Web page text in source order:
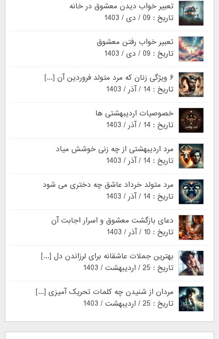
تعبیر خواب دیدن معشوق در خانه
تاریخ : 09 / دی / 1403
تعبیر خواب رفتن معشوق
تاریخ : 09 / دی / 1403
۶ ویژگی زنان که مرد متولد فروردین آن [...]
تاریخ : 14 / آذر / 1403
خصوصیات اردیبهشتی ها
تاریخ : 14 / آذر / 1403
مرد اردیبهشتی از چه زنی خوشش میاد
تاریخ : 14 / آذر / 1403
مرد متولد خرداد عاشق چه دختری می شود
تاریخ : 14 / آذر / 1403
دعای بازگشت معشوق و اسرار اجابت آن
تاریخ : 10 / آذر / 1403
بهترین جملات عاشقانه برای لرزاندن دل [...]
تاریخ : 25 / اردیبهشت / 1403
مردان از شنیدن چه کلمات تحریک آمیزی [...]
تاریخ : 25 / اردیبهشت / 1403